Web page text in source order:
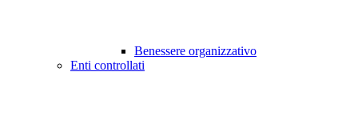
Benessere organizzativo
Enti controllati